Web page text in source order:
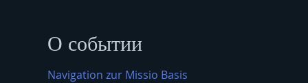
О событии
Navigation zur Missio Basis